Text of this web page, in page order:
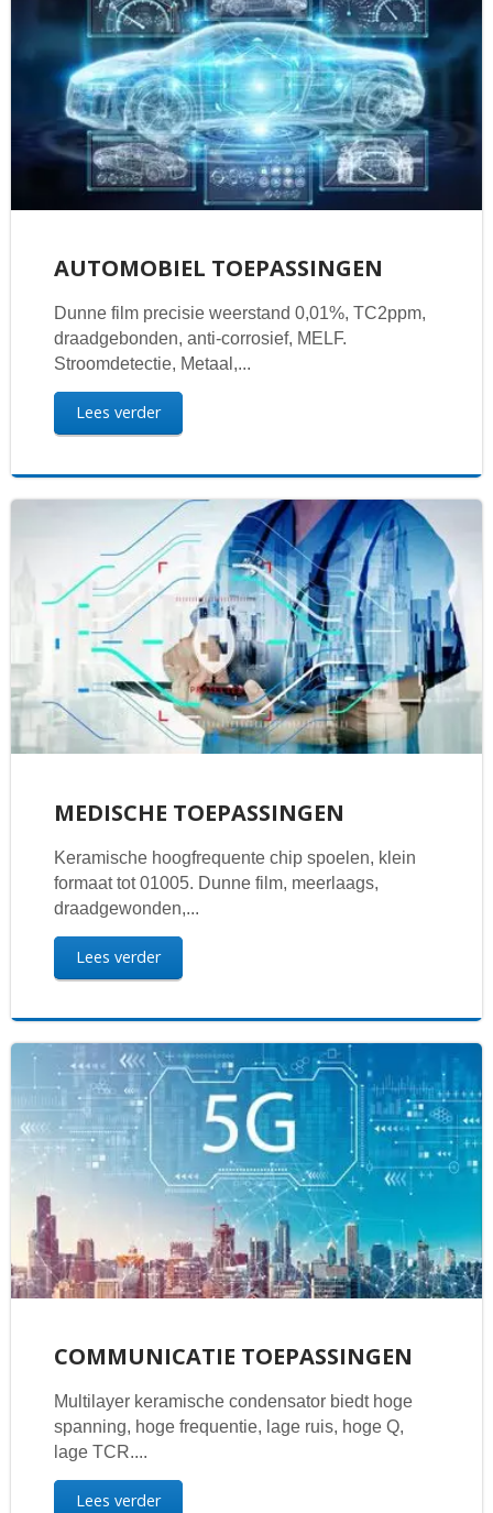
AUTOMOBIEL TOEPASSINGEN
Dunne film precisie weerstand 0,01%, TC2ppm,
draadgebonden, anti-corrosief, MELF.
Stroomdetectie, Metaal,...
Lees verder
MEDISCHE TOEPASSINGEN
Keramische hoogfrequente chip spoelen, klein
formaat tot 01005. Dunne film, meerlaags,
draadgewonden,...
Lees verder
COMMUNICATIE TOEPASSINGEN
Multilayer keramische condensator biedt hoge
spanning, hoge frequentie, lage ruis, hoge Q,
lage TCR....
Lees verder